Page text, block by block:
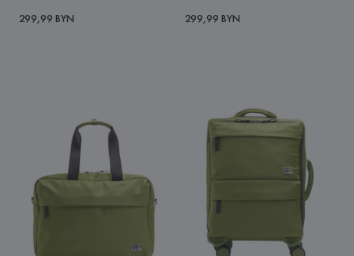
299,99 BYN 299,99 BYN